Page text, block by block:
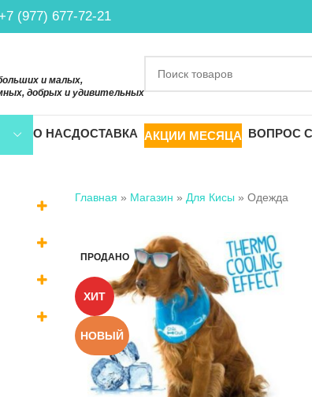
(977) 677-72-21
и малых,
добрых и удивительных
О НАСДОСТАВКА АКЦИИ МЕСЯЦА ВОПРОС
Главная » Магазин » Для Кисы » Одежда
ПРОДАНО
ХИТ
НОВЫЙ